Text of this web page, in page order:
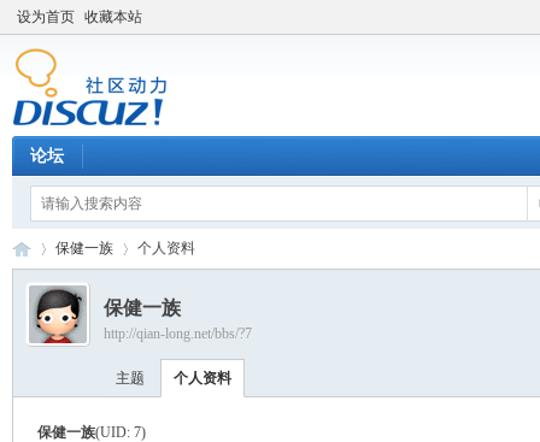
设为首页 收藏本站
论坛
›
保健一族 个人资料
保健一族
http://qian-long.net/bbs/?7
主题 个人资料
保健一族(UID: 7)